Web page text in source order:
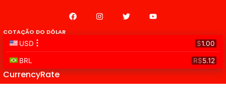
COTAÇÃO DO DÓLAR
CurrencyRate